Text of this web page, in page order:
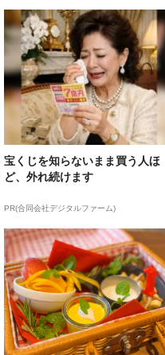
宝くじを知らないまま買う人ほ
ど、外れ続けます
PR(合同会社デジタルファーム)